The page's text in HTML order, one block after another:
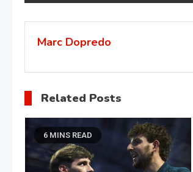
de
l’article
Marc Dopredo
Related Posts
6 MINS READ